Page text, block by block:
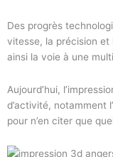
Des progrès
vitesse, la précision
ainsi la voie à une
Aujourd’hui,
d’activité, notamment
pour n’en citer que